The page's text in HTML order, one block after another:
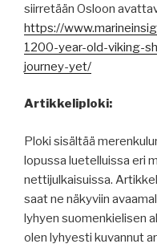
siirretään Osloon
https://
1200-year-old-viking-
journey-yet/
Artikkeliploki:
Ploki sisältää
lopussa luetelluissa eri
nettijulkaisuissa.
saat ne näkyviin
lyhyen suomenkielisen
olen lyhyesti kuvannut